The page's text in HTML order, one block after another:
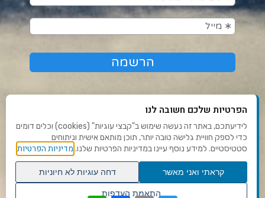
תנאי שימוש ומדיניות פרטיות
פנו אלינו
הצהרת נגישות
הפרטיות שלכם חשובה לנו
לידיעתכם, באתר זה נעשה שימוש ב"קבצי עוגיות" (cookies) וכלים דומים
כדי לספק חוויית גלישה טובה יותר, תוכן מותאם אישית וניתוחים
סטטיסטיים. למידע נוסף עיינו במדיניות הפרטיות שלנו. מדיניות הפרטיות
קראתי ואני מאשר
דחה עוגיות לא חיוניות
התאמת העדפות